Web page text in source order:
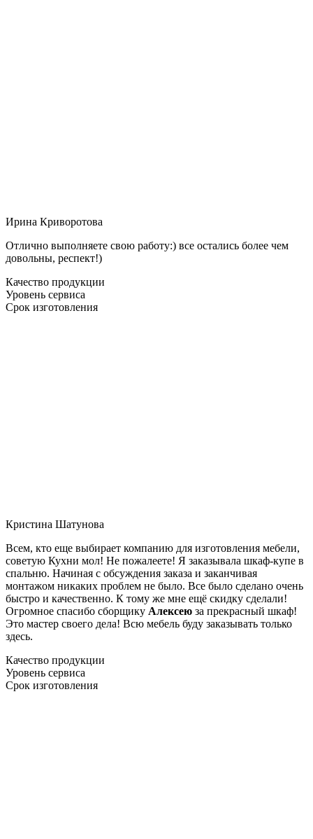
Ирина Криворотова
Отлично выполняете свою работу:) все остались более чем
довольны, респект!)
Качество продукции
Уровень сервиса
Срок изготовления
Кристина Шатунова
Всем, кто еще выбирает компанию для изготовления мебели,
советую Кухни мол! Не пожалеете! Я заказывала шкаф-купе в
спальню. Начиная с обсуждения заказа и заканчивая
монтажом никаких проблем не было. Все было сделано очень
быстро и качественно. К тому же мне ещё скидку сделали!
Огромное спасибо сборщику Алексею за прекрасный шкаф!
Это мастер своего дела! Всю мебель буду заказывать только
здесь.
Качество продукции
Уровень сервиса
Срок изготовления